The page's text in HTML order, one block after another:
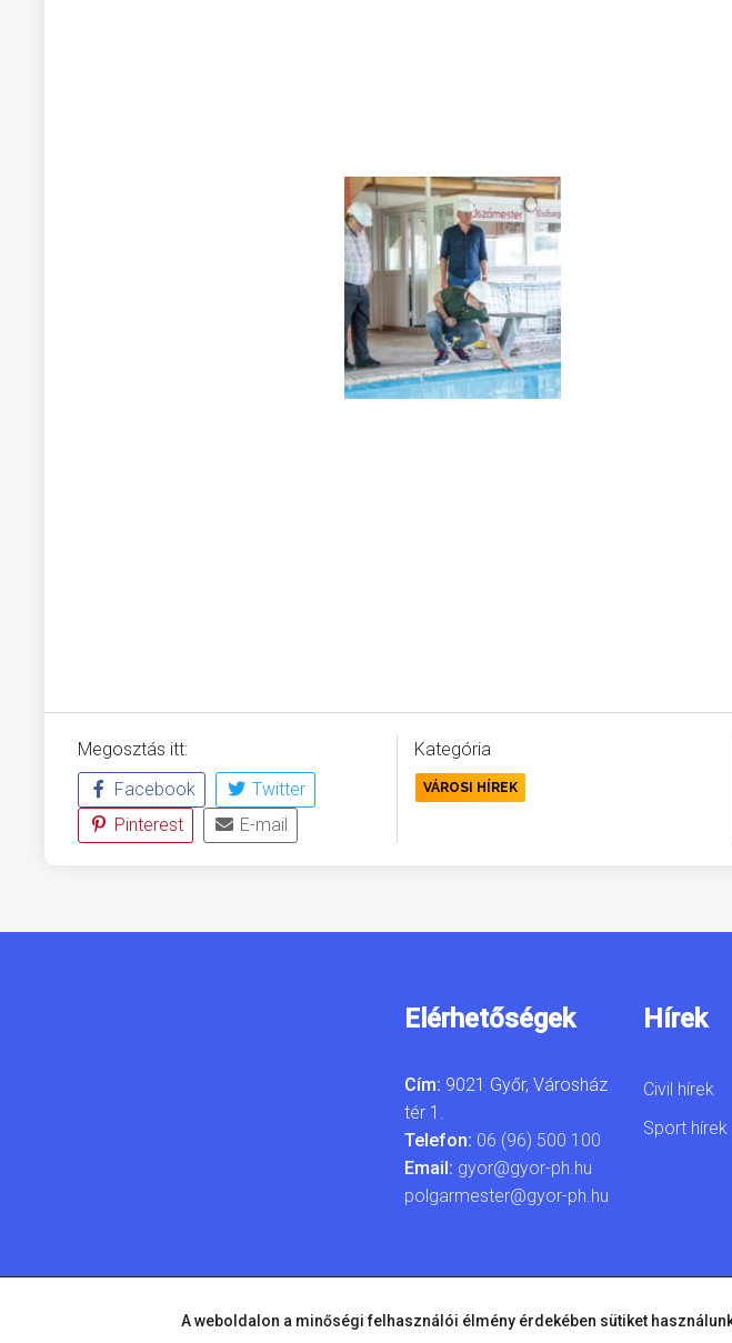
Megosztás itt:
Facebook
Twitter
Pinterest
E-mail
Kategória
VÁROSI HÍREK
Elérhetőségek
Cím: 9021 Győr, Városház
tér 1.
Telefon: 06 (96) 500 100
Email: gyor@gyor-ph.hu
polgarmester@gyor-ph.hu
Hírek
Civil hírek
Sport hírek
A weboldalon a minőségi felhasználói élmény érdekében sütiket